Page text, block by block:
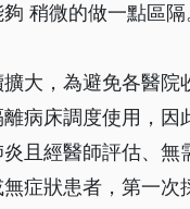
稍微的做一點區隔
大，為避免各醫院
病床調度使用，因
且經醫師評估、無
症狀患者，第一次